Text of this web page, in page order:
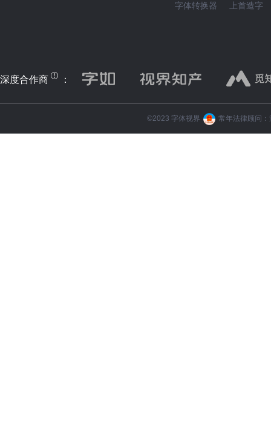
字体转换器
上首造字
深度合作商 ：
©️2023 字体视界 常年法律顾问